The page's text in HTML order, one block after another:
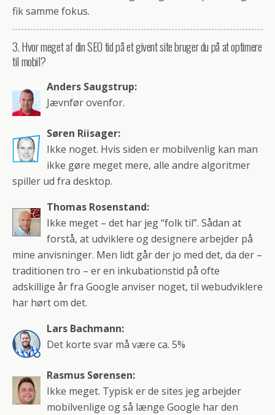
fik samme fokus.
3. Hvor meget af din SEO tid på et givent site bruger du på at optimere
til mobil?
Anders Saugstrup:
Jævnfør ovenfor.
Søren Riisager:
Ikke noget. Hvis siden er mobilvenlig kan man
ikke gøre meget mere, alle andre algoritmer
spiller ud fra desktop.
Thomas Rosenstand:
Ikke meget – det har jeg “folk til”. Sådan at
forstå, at udviklere og designere arbejder på
mine anvisninger. Men lidt går der jo med det, da der –
traditionen tro – er en inkubationstid på ofte
adskillige år fra Google anviser noget, til webudviklere
har hørt om det.
Lars Bachmann:
Det korte svar må være ca. 5%
Rasmus Sørensen:
Ikke meget. Typisk er de sites jeg arbejder
mobilvenlige og så længe Google har den